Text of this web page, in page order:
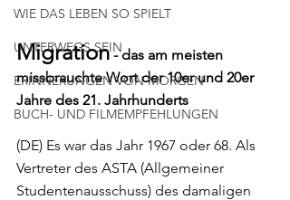
WIE DAS LEBEN SO SPIELT
UNTERWEGS SEIN
ERINNERUNGEN VON MORGEN
BUCH- UND FILMEMPFEHLUNGEN
Migration - das am meisten
missbrauchte Wort der 10er und 20er
Jahre des 21. Jahrhunderts
(DE) Es war das Jahr 1967 oder 68. Als
Vertreter des ASTA (Allgemeiner
Studentenausschuss) des damaligen